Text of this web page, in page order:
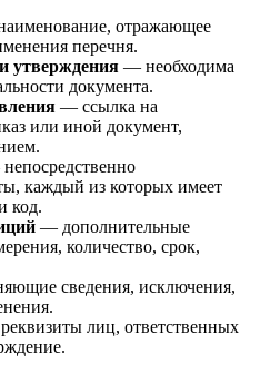
отражающее
перечня.
утверждения — необходима
документа.
— ссылка на
или иной документ,
каждый из которых имеет
код.
— дополнительные
количество, срок,
сведения, исключения,
лиц, ответственных